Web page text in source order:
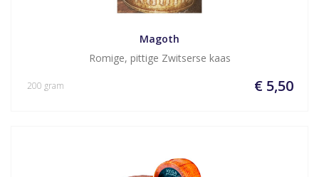
Magoth
Romige, pittige Zwitserse kaas
€ 5,50
200 gram